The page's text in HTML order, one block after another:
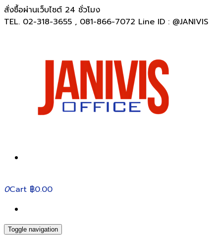
สั่งซื้อผ่านเว็บไซต์ 24 ชั่วโมง
TEL. 02-318-3655 , 081-866-7072 Line ID : @JANIVIS
0Cart ฿0.00
Toggle navigation